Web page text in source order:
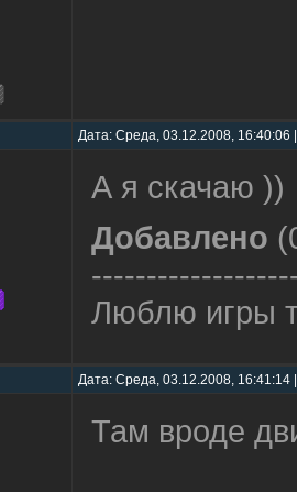
Дата: Среда, 03.12.2008,
А я скачаю ))
Добавлено
Люблю игры
Дата: Среда, 03.12.2008,
Там вроде